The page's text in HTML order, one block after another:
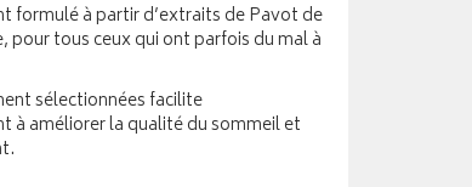
formulé à partir d’extraits de Pavot de
pour tous ceux qui ont parfois du mal à
sélectionnées facilite
à améliorer la qualité du sommeil et